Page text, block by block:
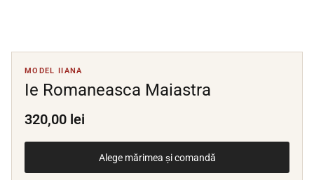
MODEL IIANA
Ie Romaneasca Maiastra
320,00 lei
Alege mărimea și comandă